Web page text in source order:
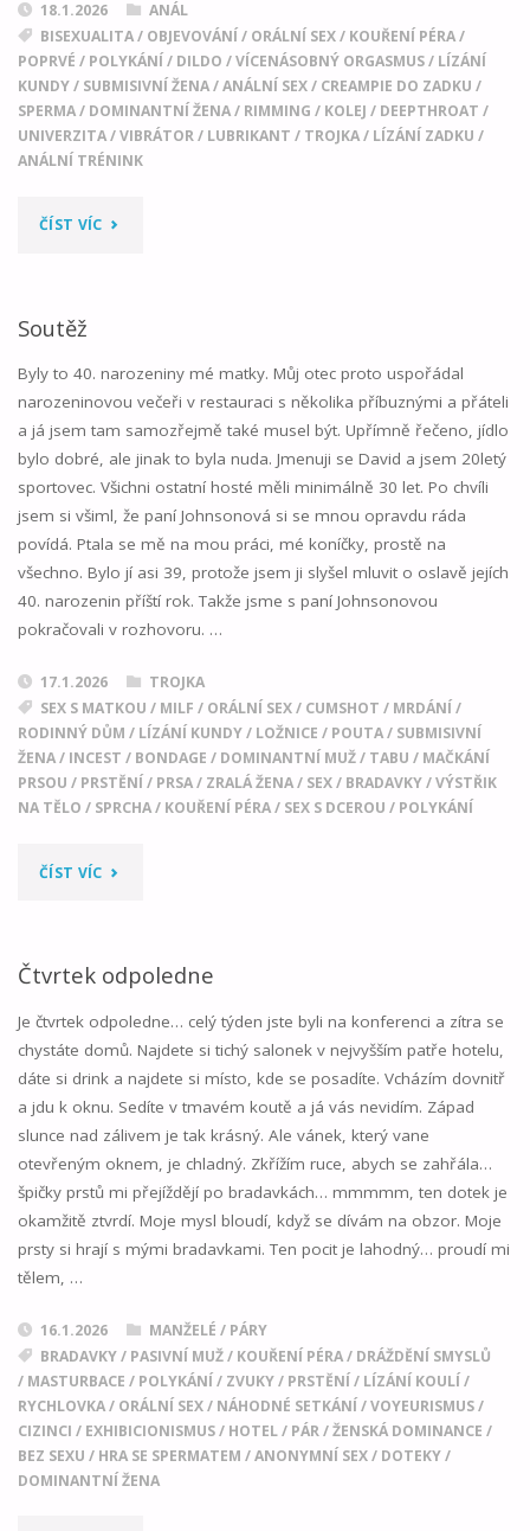
18.1.2026
ANÁL
BISEXUALITA/ OBJEVOVÁNÍ / ORÁLNÍ SEX/ KOUŘENÍ PÉRA/
POPRVÉ / POLYKÁNÍ / DILDO /VÍCENÁSOBNÝ ORGASMUS/ LÍZÁNÍ
KUNDY/ SUBMISIVNÍ ŽENA/ANÁLNÍ SEX/ CREAMPIE DO ZADKU /
SPERMA/ DOMINANTNÍ ŽENA/ RIMMING / KOLEJ / DEEPTHROAT /
UNIVERZITA/VIBRÁTOR/ LUBRIKANT / TROJKA/ LÍZÁNÍ ZADKU /
ANÁLNÍ TRÉNINK
ČÍST VÍC"NAUČIT
ZADEK"
Soutěž
Byly to 40. narozeniny mé matky. Můj otec proto uspořádal
narozeninovou večeři v restauraci s několika příbuznými a přáteli
a já jsem tam samozřejmě také musel být. Upřímně řečeno, jídlo
bylo dobré, ale jinak to byla nuda. Jmenuji se David a jsem 20letý
sportovec. Všichni ostatní hosté měli minimálně 30 let. Po chvíli
jsem si všiml, že paní Johnsonová si se mnou opravdu ráda
povídá. Ptala se mě na mou práci, mé koníčky, prostě na
všechno. Bylo jí asi 39, protože jsem ji slyšel mluvit o oslavě jejích
40. narozenin příští rok. Takže jsme s paní Johnsonovou
pokračovali v rozhovoru. …
17.1.2026
TROJKA
SEX S MATKOU / MILF / ORÁLNÍ SEX/ CUMSHOT / MRDÁNÍ /
RODINNÝ DŮM / LÍZÁNÍ KUNDY/ LOŽNICE / POUTA/ SUBMISIVNÍ
ŽENA/ INCEST / BONDAGE / DOMINANTNÍ MUŽ/ TABU / MAČKÁNÍ
PRSOU / PRSTĚNÍ / PRSA/ ZRALÁ ŽENA/ SEX/ BRADAVKY/VÝSTŘIK
NA TĚLO / SPRCHA/ KOUŘENÍ PÉRA/ SEX S DCEROU / POLYKÁNÍ
ČÍST VÍC"SOUTĚŽ"
Čtvrtek odpoledne
Je čtvrtek odpoledne… celý týden jste byli na konferenci a zítra se
chystáte domů. Najdete si tichý salonek v nejvyšším patře hotelu,
dáte si drink a najdete si místo, kde se posadíte. Vcházím dovnitř
a jdu k oknu. Sedíte v tmavém koutě a já vás nevidím. Západ
slunce nad zálivem je tak krásný. Ale vánek, který vane
otevřeným oknem, je chladný. Zkřížím ruce, abych se zahřála…
špičky prstů mi přejíždějí po bradavkách… mmmmm, ten dotek je
okamžitě ztvrdí. Moje mysl bloudí, když se dívám na obzor. Moje
prsty si hrají s mými bradavkami. Ten pocit je lahodný… proudí mi
tělem, …
16.1.2026
MANŽELÉ / PÁRY
BRADAVKY/ PASIVNÍ MUŽ/ KOUŘENÍ PÉRA/ DRÁŽDĚNÍ SMYSLŮ
/ MASTURBACE / POLYKÁNÍ / ZVUKY/ PRSTĚNÍ / LÍZÁNÍ KOULÍ /
RYCHLOVKA/ ORÁLNÍ SEX/ NÁHODNÉ SETKÁNÍ /VOYEURISMUS/
CIZINCI / EXHIBICIONISMUS/ HOTEL/ PÁR/ŽENSKÁ DOMINANCE /
BEZ SEXU / HRA SE SPERMATEM /ANONYMNÍ SEX/ DOTEKY/
DOMINANTNÍ ŽENA